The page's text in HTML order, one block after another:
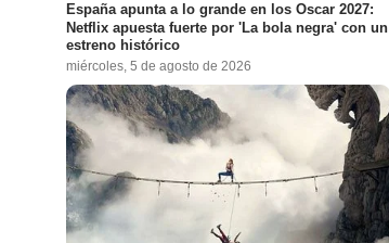
España apunta a lo grande en los Oscar 2027:
Netflix apuesta fuerte por 'La bola negra' con un
estreno histórico
miércoles, 5 de agosto de 2026